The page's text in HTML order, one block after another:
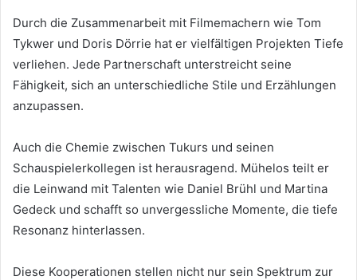
Durch die Zusammenarbeit mit Filmemachern wie Tom
Tykwer und Doris Dörrie hat er vielfältigen Projekten Tiefe
verliehen. Jede Partnerschaft unterstreicht seine
Fähigkeit, sich an unterschiedliche Stile und Erzählungen
anzupassen.
Auch die Chemie zwischen Tukurs und seinen
Schauspielerkollegen ist herausragend. Mühelos teilt er
die Leinwand mit Talenten wie Daniel Brühl und Martina
Gedeck und schafft so unvergessliche Momente, die tiefe
Resonanz hinterlassen.
Diese Kooperationen stellen nicht nur sein Spektrum zur